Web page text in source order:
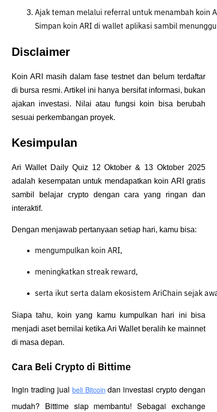
Ajak teman melalui referral untuk menambah koin
Simpan koin ARI di wallet aplikasi sambil
Disclaimer
Koin ARI masih dalam fase testnet dan belum terdaftar
di bursa resmi. Artikel ini hanya bersifat informasi, bukan
ajakan investasi. Nilai atau fungsi koin bisa berubah
sesuai perkembangan proyek.
Kesimpulan
Ari Wallet Daily Quiz 12 Oktober & 13 Oktober 2025
adalah kesempatan untuk mendapatkan koin ARI gratis
sambil belajar crypto dengan cara yang ringan dan
interaktif.
Dengan menjawab pertanyaan setiap hari, kamu bisa:
mengumpulkan koin ARI,
meningkatkan streak reward,
serta ikut serta dalam ekosistem AriChain sejak
Siapa tahu, koin yang kamu kumpulkan hari ini bisa
menjadi aset bernilai ketika Ari Wallet beralih ke mainnet
di masa depan.
Cara Beli Crypto di Bittime
Ingin trading jual beli Bitcoin dan investasi crypto dengan
mudah? Bittime siap membantu! Sebagai exchange